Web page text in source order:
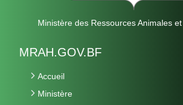
Ministère des Ressources Animales
MRAH.GOV.BF
Accueil
Ministère